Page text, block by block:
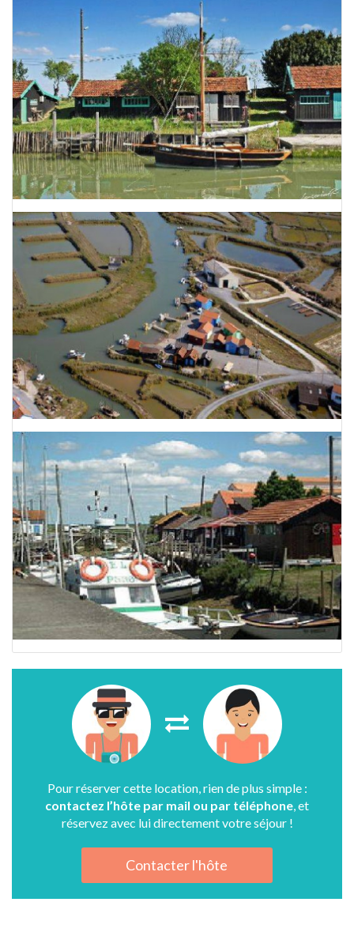
Pour réserver cette location, rien de plus simple :
contactez l’hôte par mail ou par téléphone , et
réservez avec lui directement votre séjour !
Contacter l'hôte